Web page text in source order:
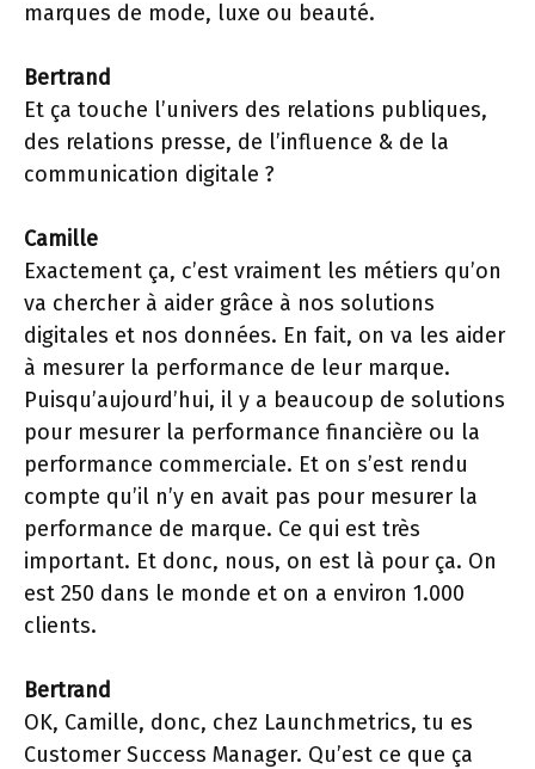
marques de mode, luxe ou beauté.
Bertrand
Et ça touche l’univers des relations publiques,
des relations presse, de l’influence & de la
communication digitale ?
Camille
Exactement ça, c’est vraiment les métiers qu’on
va chercher à aider grâce à nos solutions
digitales et nos données. En fait, on va les aider
à mesurer la performance de leur marque.
Puisqu’aujourd’hui, il y a beaucoup de solutions
pour mesurer la performance financière ou la
performance commerciale. Et on s’est rendu
compte qu’il n’y en avait pas pour mesurer la
performance de marque. Ce qui est très
important. Et donc, nous, on est là pour ça. On
est 250 dans le monde et on a environ 1.000
clients.
Bertrand
OK, Camille, donc, chez Launchmetrics, tu es
Customer Success Manager. Qu’est ce que ça